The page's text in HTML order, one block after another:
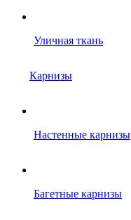
Уличная ткань
Карнизы
Настенные карнизы
Багетные карнизы